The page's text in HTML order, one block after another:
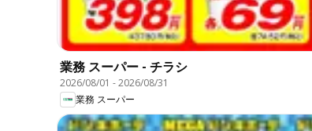
業務 スーパー - チラシ
2026/08/01 -2026/08/31
業務 スーパー